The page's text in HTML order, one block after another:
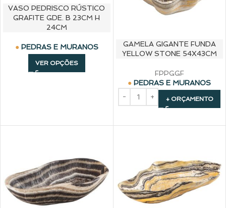
VASO PEDRISCO RÚSTICO
GRAFITE GDE. B 23CM H
24CM
PEDRAS E MURANOS
VER OPÇÕES
GAMELA GIGANTE FUNDA
YELLOW STONE 54X43CM
FPPGGF
PEDRAS E MURANOS
+ ORÇAMENTO